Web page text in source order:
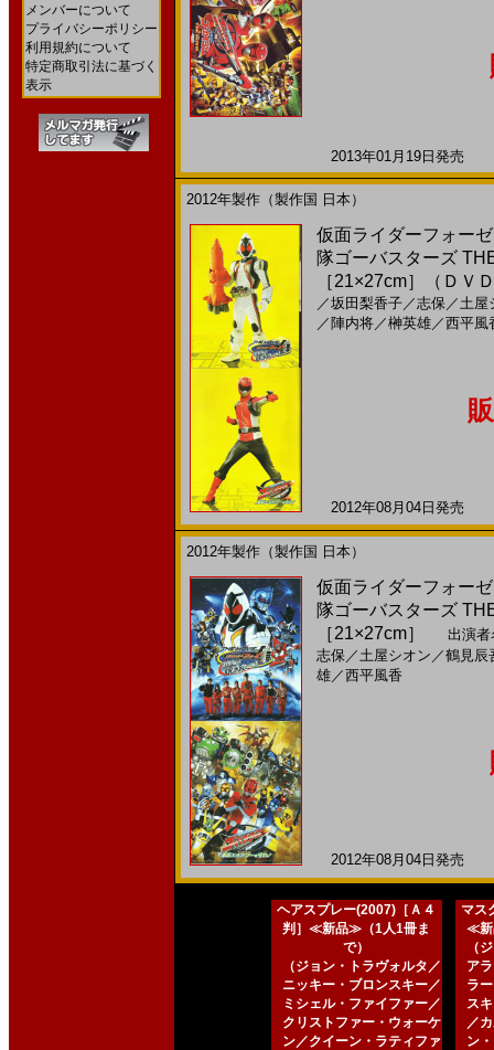
メンバーについて
プライバシーポリシー
利用規約について
特定商取引法に基づく
表示
2013年01月19日発売
2012年製作（製作国 日本）
仮面ライダーフォー
隊ゴーバスターズ
［21×27cm］（ＤＶ
／坂田梨香子／志保／土屋
／ 陣内将／榊英雄／西平風
2012年08月04日発売
2012年製作（製作国 日本）
仮面ライダーフォー
隊ゴーバスターズ
［21×27cm］
出演者
志保／土屋シオン ／鶴見辰
雄／西平風香
2012年08月04日発売
ヘアスプレー(2007)［Ａ４
判］≪新品≫（1人1冊ま
で）
（ジョン・トラヴォルタ／
ニッキー・ブロンスキー／
ミシェル・ファイファー／
クリストファー・ウォーケ
ン／クイーン・ラティファ
マス
≪新
（
ア
ラ
ス
／
ン